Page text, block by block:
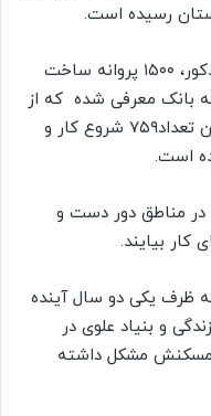
وی اضافه کرد: از مجموع ۱۸۵۰ واحد مذکور، ۱۵۰۰ پروانه ساخت
همچنین ۱۳۰۲ واحد به بانک معرفی شده که از
این تعداد ۱۰۳۲ مورد عقد قرارداد و از این تعداد۷۵۹ شروع کار و
در مناطق دور دست و
کار بیایند.
ظرف یکی دو سال آینده
و بنیاد علوی در
مسکنش مشکل داشته